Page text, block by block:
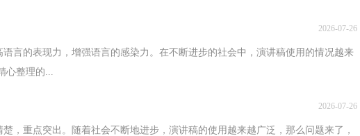
2026-07-26
言的表现力，增强语言的感染力。在不断进步的社会中，演讲稿使用的情况越来
心整理的...
2026-07-26
，重点突出。随着社会不断地进步，演讲稿的使用越来越广泛，那么问题来了，